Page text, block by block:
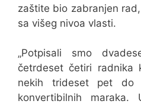
zaštite bio zabranjen
sa višeg nivoa vlasti.
„Potpisali smo
četrdeset četiri
nekih trideset pet do
konvertibilnih maraka.